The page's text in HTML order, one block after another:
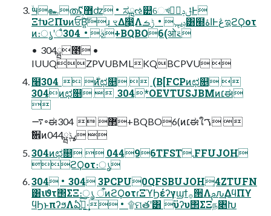
ۙ౻๛ത࢜ʢ޻ֶʣ • ಸྑઌ୺େখּݪݚڀࣨͰ
ΞϯυϩΠυͷਓؒΒ͍͠ɹ ৼΔ෣͍Λݚڀ • ݱࡏ͸๭اۀͰڠಇϩϘοτ
ͷ։ൃʹैࣄ • 304+BQBO6(ओ࠵
• 304ྺ೥ •
IUUQZPVUBMLKQBCPVU 
໨࣍  304ͷಛ௕  (B[FCPͷಛ௕ 
304ͷಛ௕  304*OEVTUSJBMͷ׆ಈ

࠷৽ಈ޲  304+BQBO6(ͷ׆ಈใࠂ 
ࣗ਎ͷ044ߩݙྺ 
304ͷಛ௕  04496TFST.FFUJOH
ϩϘοτ։ൃ
304 • 304 3PCPU0QFSBUJOH4ZTUFN
͸ιϑτ΢ΣΞ։ൃ ऀͷϩϘοτɾΞϓϦέʔγϣϯ࡞੒Λࢧԉ͢ΔϥΠϒ
ϥϦͱπʔϧΛఏڙ͍ͯ͠·͢ • ۩ମతʹ͸ ϋʔυ΢ΣΞந৅Խ